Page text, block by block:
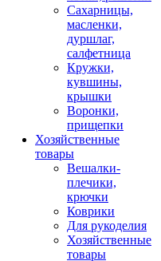
Сахарницы,
масленки,
дуршлаг,
салфетница
Кружки,
кувшины,
крышки
Воронки,
прищепки
Хозяйственные
товары
Вешалки-
плечики,
крючки
Коврики
Для рукоделия
Хозяйственные
товары